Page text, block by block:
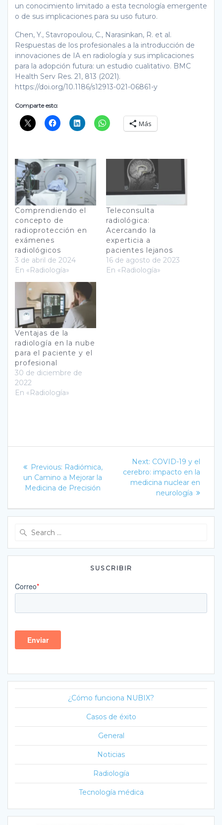
un conocimiento limitado a esta tecnología emergente
o de sus implicaciones para su uso futuro.
Chen, Y., Stavropoulou, C., Narasinkan, R. et al.
Respuestas de los profesionales a la introducción de
innovaciones de IA en radiología y sus implicaciones
para la adopción futura: un estudio cualitativo. BMC
Health Serv Res. 21, 813 (2021).
https://doi.org/10.1186/s12913-021-06861-y
Comparte esto:
Más
Comprendiendo el
concepto de
radioprotección en
exámenes
radiológicos
3 de abril de 2024
En «Radiología»
Teleconsulta
radiológica:
Acercando la
experticia a
pacientes lejanos
16 de agosto de 2023
En «Radiología»
Ventajas de la
radiología en la nube
para el paciente y el
profesional
30 de diciembre de
2022
En «Radiología»
de
Previous: Previous
post:
Radiómica,
un Camino a Mejorar la
Medicina de Precisión
Next: Next
post:
COVID-19 y el
cerebro: impacto en la
medicina nuclear en
neurología
SUSCRIBIR
¿Cómo funciona NUBIX?
Casos de éxito
General
Noticias
Radiología
Tecnología médica